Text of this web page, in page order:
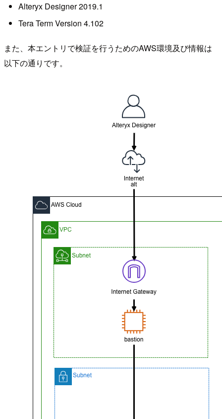
Alteryx Designer 2019.1
Tera Term Version 4.102
また、本エントリで検証を行うためのAWS環境及び情報は
以下の通りです。